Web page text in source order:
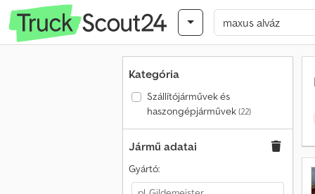
Kategória
Szállítójárművek és
haszongépjárművek(22)
Jármű adatai
Gyártó: